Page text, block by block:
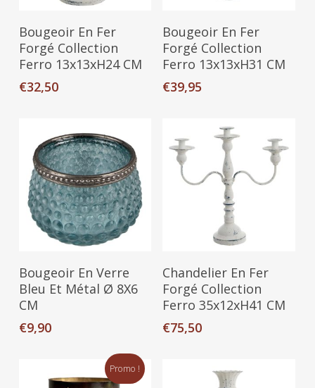
Ajouter Au Panier
Bougeoir En Fer
Forgé Collection
Ferro 13x13xH24 CM
€32,50
Ajouter Au Panier
Bougeoir En Fer
Forgé Collection
Ferro 13x13xH31 CM
€39,95
Ajouter Au Panier
Bougeoir En Verre
Bleu Et Métal Ø 8X6
CM
€9,90
Ajouter Au Panier
Chandelier En Fer
Forgé Collection
Ferro 35x12xH41 CM
€75,50
Promo !